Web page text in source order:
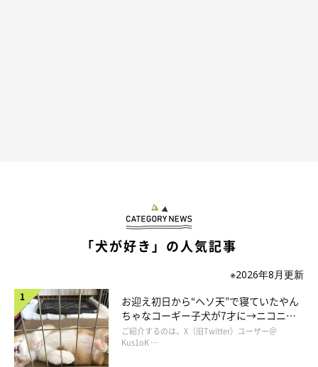
「犬が好き」の人気記事
※2026年8月更新
お迎え初日から“ヘソ天”で寝ていたやん
ちゃなコーギー子犬が7才に→ニコニ
コ“コーギースマイル”が魅力のコに成
長！
ご紹介するのは、X（旧Twitter）ユーザー＠
Kus1oK …